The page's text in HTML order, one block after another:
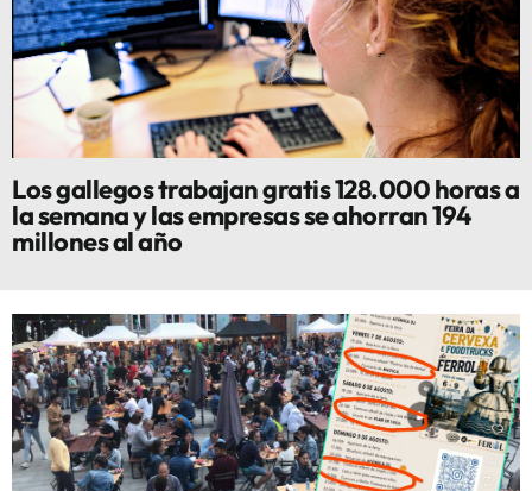
Los gallegos trabajan gratis 128.000 horas a
la semana y las empresas se ahorran 194
millones al año